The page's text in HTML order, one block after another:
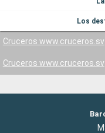
Los
Cruceros www.cruceros.sv
Cruceros www.cruceros.sv